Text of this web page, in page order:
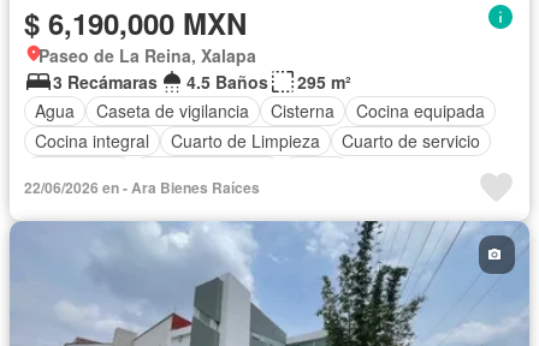
$ 6,190,000 MXN
Paseo de La Reina, Xalapa
3 Recámaras
4.5 Baños
295 m²
Agua
Caseta de vigilancia Cisterna
Cocina equipada
Cocina integral
Cuarto de Limpieza
Cuarto de servicio
Recámara con closet
Azotea
22/06/2026 en - Ara Bienes Raíces